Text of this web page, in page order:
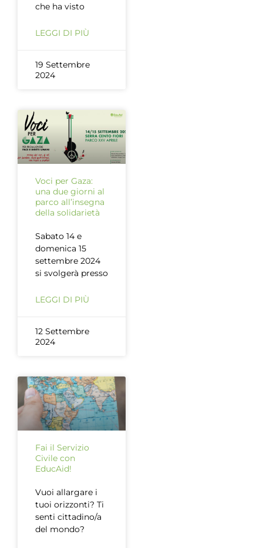
che ha visto
LEGGI DI PIÙ
19 Settembre
2024
Voci per Gaza:
una due giorni al
parco all’insegna
della solidarietà
Sabato 14 e
domenica 15
settembre 2024
si svolgerà presso
LEGGI DI PIÙ
12 Settembre
2024
Fai il Servizio
Civile con
EducAid!
Vuoi allargare i
tuoi orizzonti? Ti
senti cittadino/a
del mondo?